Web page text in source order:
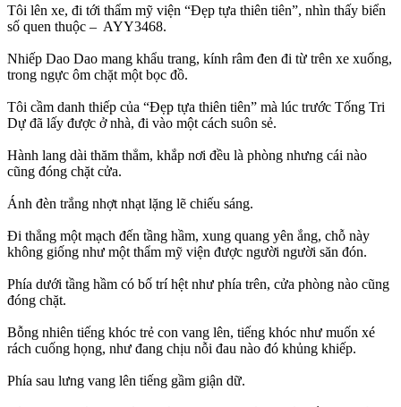
Tôi lên xe, đi tới thẩm mỹ viện “Đẹp tựa thiên tiên”, nhìn thấy biển
số quen thuộc – AYY3468.
Nhiếp Dao Dao mang khẩu trang, kính râm đen đi từ trên xe xuống,
trong ngực ôm chặt một bọc đồ.
Tôi cầm danh thiếp của “Đẹp tựa thiên tiên” mà lúc trước Tống Tri
Dự đã lấy được ở nhà, đi vào một cách suôn sẻ.
Hành lang dài thăm thẳm, khắp nơi đều là phòng nhưng cái nào
cũng đóng chặt cửa.
Ánh đèn trắng nhợt nhạt lặng lẽ chiếu sáng.
Đi thẳng một mạch đến tầng hầm, xung quang yên ắng, chỗ này
không giống như một thẩm mỹ viện được người người săn đón.
Phía dưới tầng hầm có bố trí hệt như phía trên, cửa phòng nào cũng
đóng chặt.
Bỗng nhiên tiếng khóc trẻ con vang lên, tiếng khóc như muốn xé
rách cuống họng, như đang chịu nỗi đau nào đó khủng khiếp.
Phía sau lưng vang lên tiếng gầm giận dữ.